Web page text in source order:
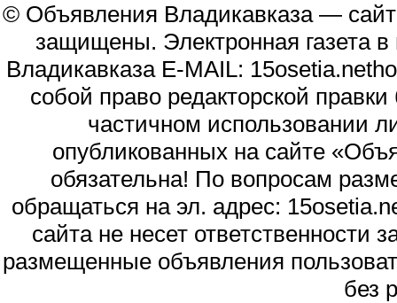
© Объявления Владикавказа —
защищены. Электронная газета
Владикавказа E-MAIL:
собой право редакторской
частичном использовании
опубликованных на сайте
обязательна! По вопросам
обращаться на эл. адрес:
сайта не несет
размещенные объявления
без